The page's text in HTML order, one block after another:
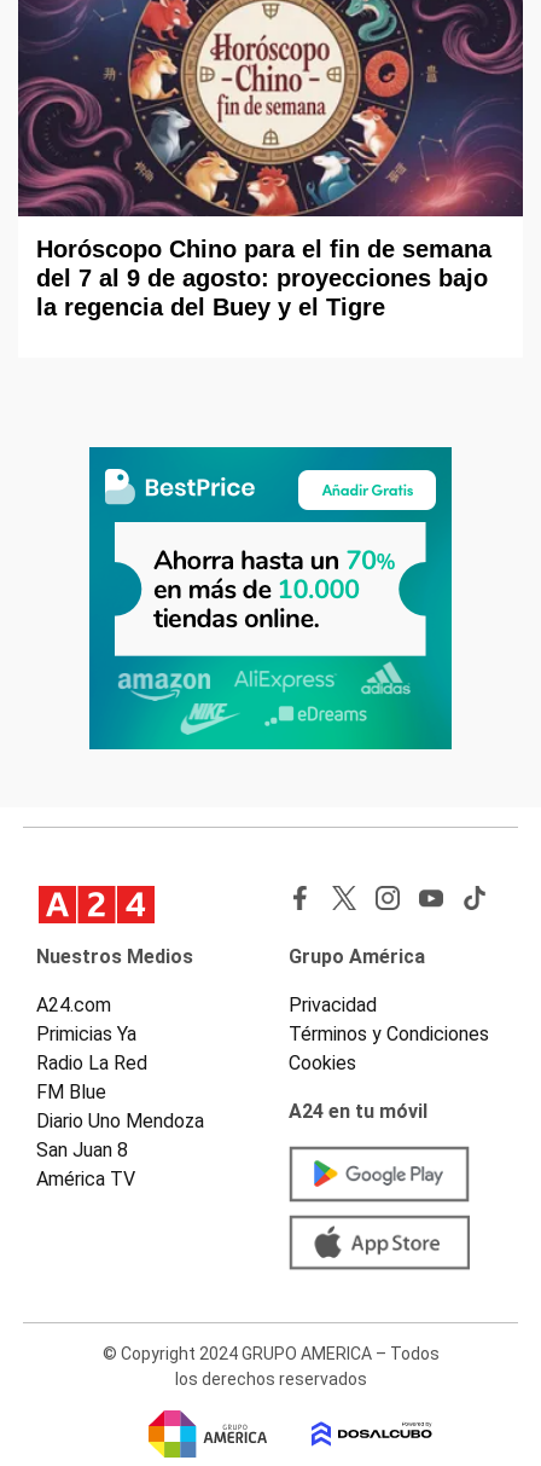
Horóscopo Chino para el fin de semana
del 7 al 9 de agosto: proyecciones bajo
la regencia del Buey y el Tigre
Nuestros Medios
A24.com
Primicias Ya
Radio La Red
FM Blue
Diario Uno Mendoza
San Juan 8
América TV
Grupo América
Privacidad
Términos y Condiciones
Cookies
A24 en tu móvil
© Copyright 2024 GRUPO AMERICA – Todos
los derechos reservados